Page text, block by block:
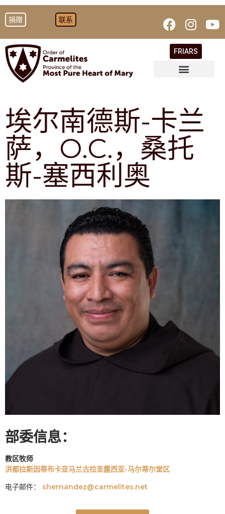
捐赠 联系
FRIARS
埃尔南德斯-卡兰
萨，O.C.，桑托
斯-塞西利奥
部委信息：
教区牧师
洪都拉斯因蒂布卡亚马兰古拉圣露西亚-马尔蒂尔堂区
电子邮件： shernandez@carmelites.net